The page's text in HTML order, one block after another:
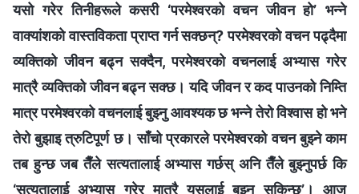
यसो गरेर तिनीहरूले कसरी ‘परमेश्‍वरको वचन जीवन हो’ भन्‍ने
वाक्यांशको वास्तविकता प्राप्त गर्न सक्छन्? परमेश्‍वरको वचन पढ्दैमा
व्यक्तिको जीवन बढ्न सक्दैन, परमेश्‍वरको वचनलाई अभ्यास गरेर
मात्रै व्यक्तिको जीवन बढ्न सक्छ। यदि जीवन र कद पाउनको निम्ति
मात्र परमेश्‍वरको वचनलाई बुझ्नु आवश्यक छ भन्‍ने तेरो विश्‍वास हो भने
तेरो बुझाइ त्रुटिपूर्ण छ। साँचो प्रकारले परमेश्‍वरको वचन बुझ्ने काम
तब हुन्छ जब तैँले सत्यतालाई अभ्यास गर्छस् अनि तैँले बुझ्नुपर्छ कि
‘सत्यतालाई अभ्यास गरेर मात्रै यसलाई बुझ्न सकिन्छ’। आज